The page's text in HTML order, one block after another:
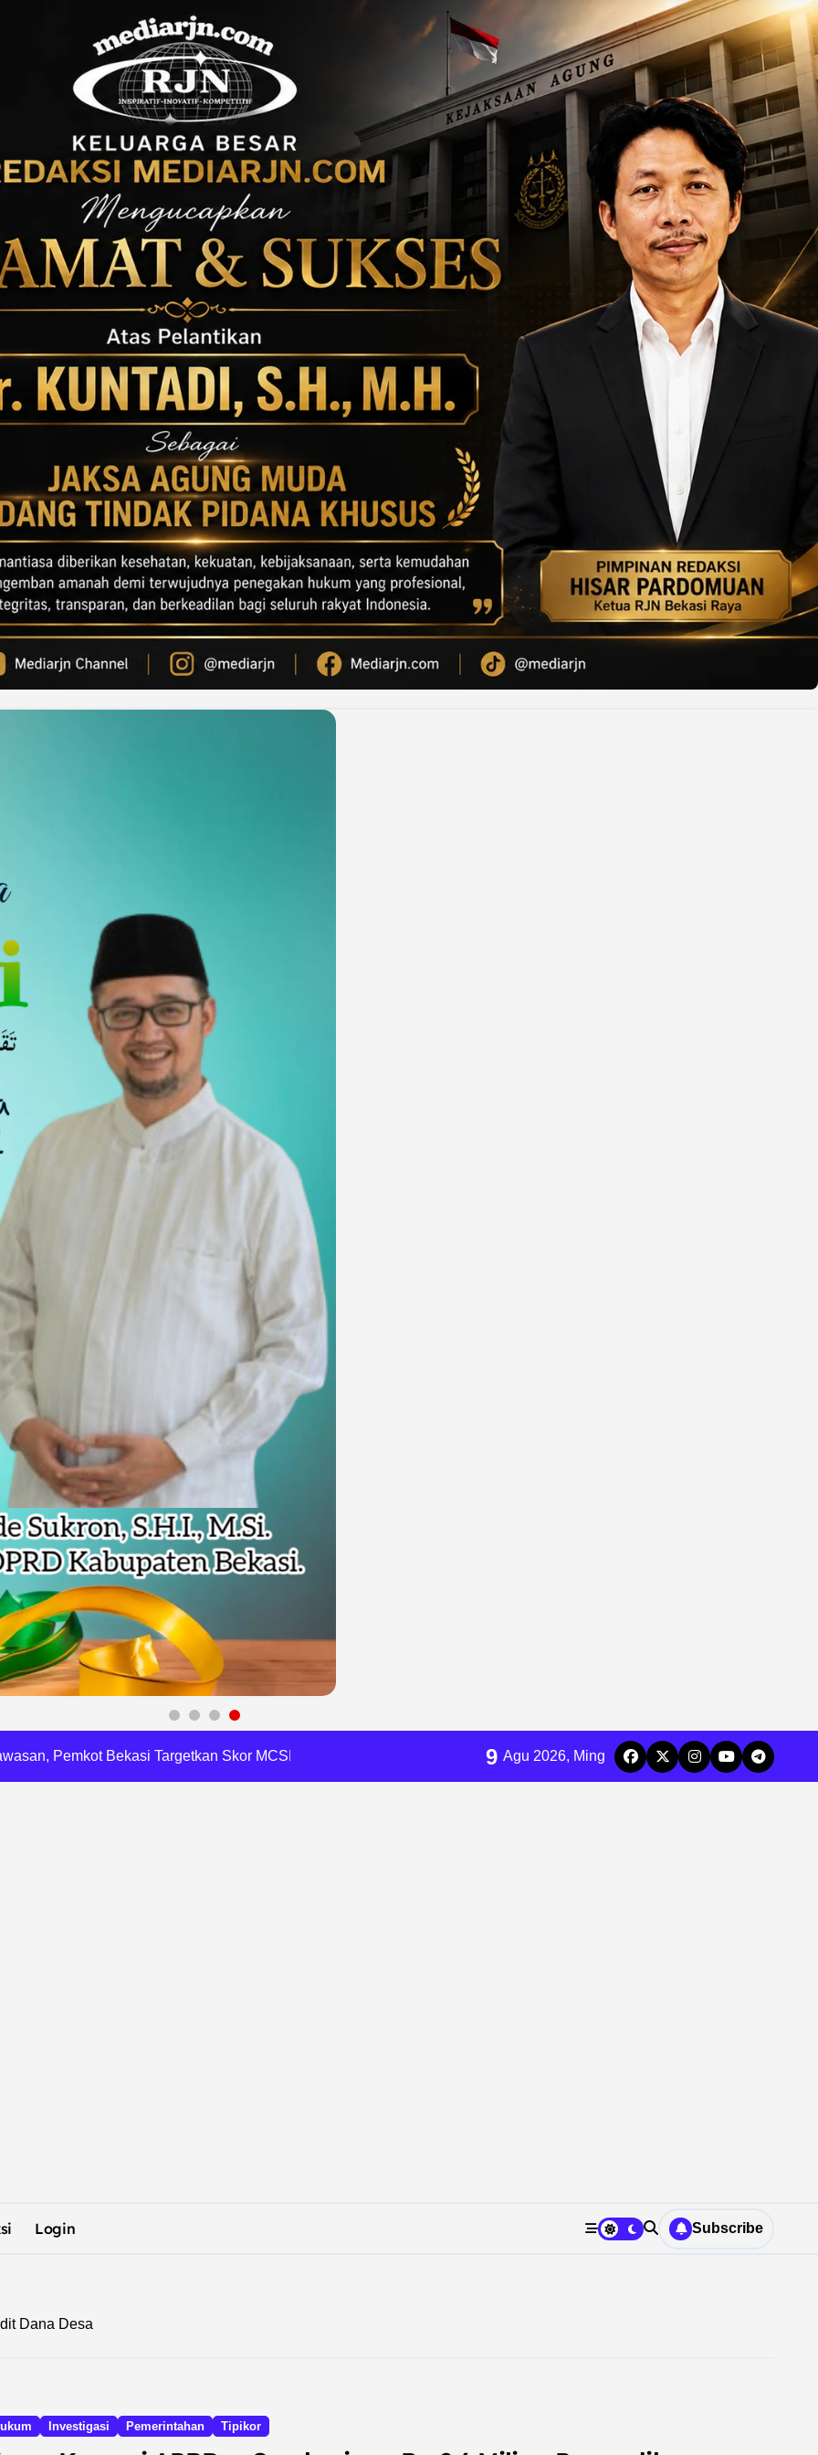
Kali Cileungsi, Kualitas Air Lampaui Baku Mutu
Matematika Internasional di Malaysia
Tata Kelola Minyak ke Penuntut Umum
Undangan HUT RI dari Presiden Prabowo
Pilkades Jejalen Jaya, Serukan Pemilu Damai
Tirta Patriot Minta Maaf atas Penurunan Kualitas Air
Pemkot Bekasi Targetkan Skor MCSP KPK Naik
Harli Siregar Perkuat SDM Penegak Hukum 9 Agu 2026, Ming
Login Subscribe
Dana Desa
Investigasi Pemerintahan Tipikor